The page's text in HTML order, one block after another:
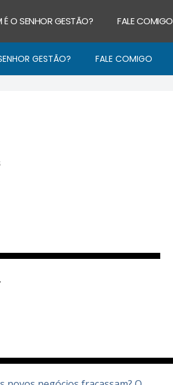
É O SENHOR GESTÃO? FALE COMIGO
GESTÃO? FALE COMIGO